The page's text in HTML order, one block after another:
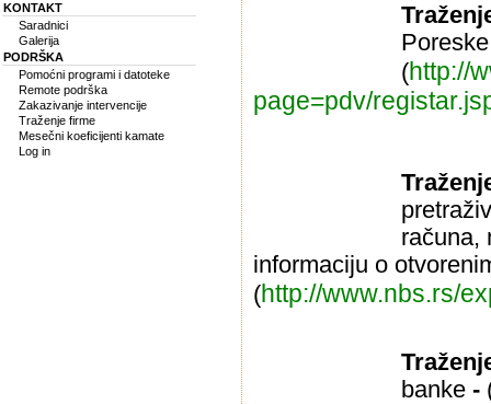
KONTAKT
Saradnici
Galerija
PODRŠKA
Pomoćni programi i datoteke
Remote podrška
Zakazivanje intervencije
Traženje firme
Mesečni koeficijenti kamate
Log in
(http://
page=pdv/
računa,
informaciju o
(http://www.nbs.rs/
banke -